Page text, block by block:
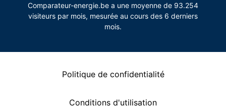
Comparateur-energie.be a une moyenne de 93.254
visiteurs par mois, mesurée au cours des 6 derniers
mois.
Politique de confidentialité
Conditions d'utilisation